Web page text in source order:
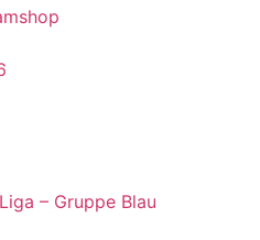
– Gruppe Blau